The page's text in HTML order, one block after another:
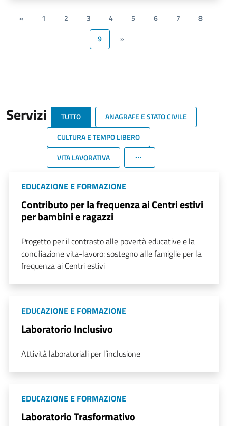
« 1 2 3 4 5 6 7
8
9
»
Servizi TUTTO
ANAGRAFE E STATO CIVILE
CULTURA E TEMPO LIBERO
VITA LAVORATIVA
EDUCAZIONE E FORMAZIONE
Contributo per la frequenza ai Centri estivi
per bambini e ragazzi
Progetto per il contrasto alle povertà educative e la
conciliazione vita-lavoro: sostegno alle famiglie per la
frequenza ai Centri estivi
EDUCAZIONE E FORMAZIONE
Laboratorio Inclusivo
Attività laboratoriali per l’inclusione
EDUCAZIONE E FORMAZIONE
Laboratorio Trasformativo